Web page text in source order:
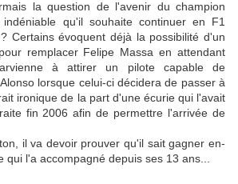
la question de l'avenir du champion
qu'il souhaite continuer en F1
Certains évoquent déjà la possibilité d'un
remplacer Felipe Massa en attendant
à attirer un pilote capable de
lorsque celui-ci décidera de passer à
ironique de la part d'une écurie qui l'avait
fin 2006 afin de permettre l'arrivée de
il va devoir prouver qu'il sait gagner en-
l'a accompagné depuis ses 13 ans...